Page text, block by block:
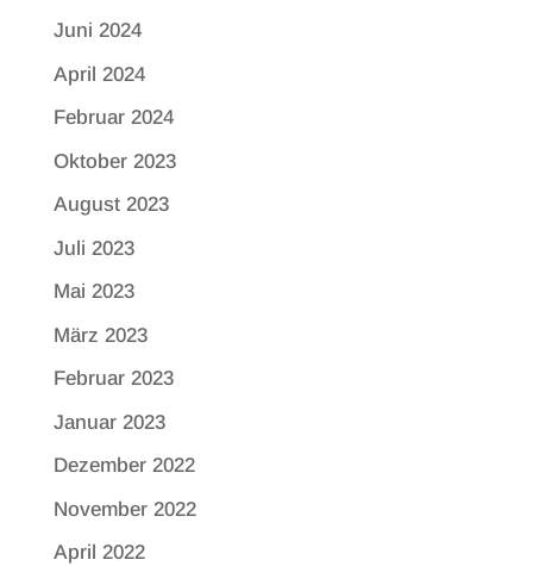
Juni 2024
April 2024
Februar 2024
Oktober 2023
August 2023
Juli 2023
Mai 2023
März 2023
Februar 2023
Januar 2023
Dezember 2022
November 2022
April 2022